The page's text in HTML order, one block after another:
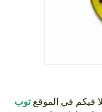
فيكم في الموقعتوب